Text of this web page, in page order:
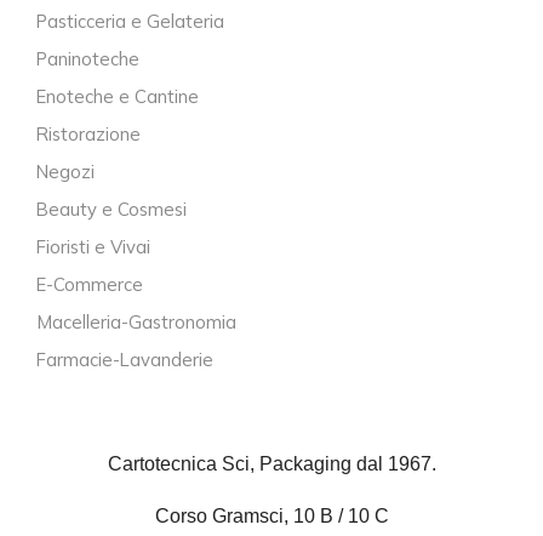
Pasticceria e Gelateria
Paninoteche
Enoteche e Cantine
Ristorazione
Negozi
Beauty e Cosmesi
Fioristi e Vivai
E-Commerce
Macelleria-Gastronomia
Farmacie-Lavanderie
Cartotecnica Sci, Packaging dal 1967.
Corso Gramsci, 10 B / 10 C